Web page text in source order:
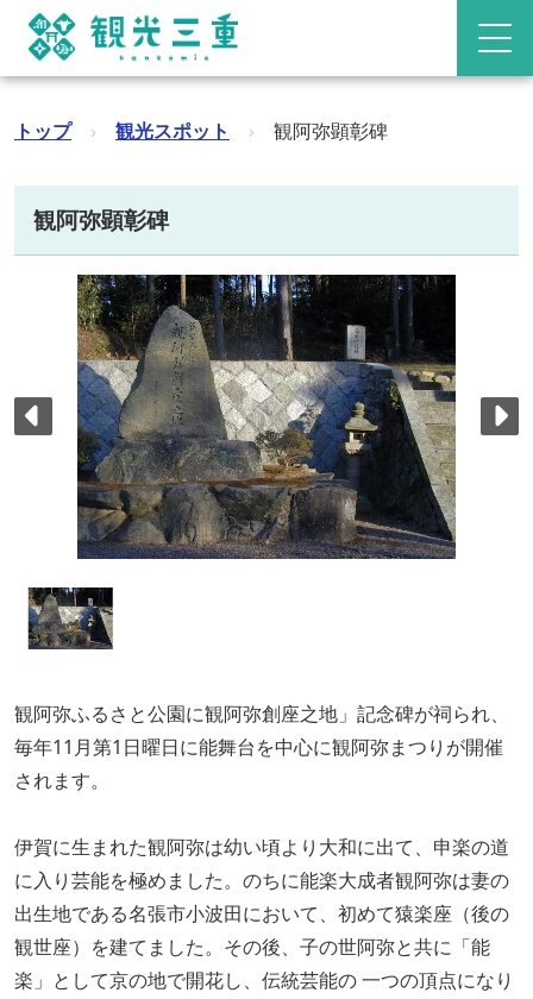
トップ › 観光スポット › 観阿弥顕彰碑
観阿弥顕彰碑
観阿弥ふるさと公園に観阿弥創座之地」記念碑が祠られ、
毎年11月第1日曜日に能舞台を中心に観阿弥まつりが開催
されます。
伊賀に生まれた観阿弥は幼い頃より大和に出て、申楽の道
に入り芸能を極めました。のちに能楽大成者観阿弥は妻の
出生地である名張市小波田において、初めて猿楽座（後の
観世座）を建てました。その後、子の世阿弥と共に「能
楽」として京の地で開花し、伝統芸能の 一つの頂点になり